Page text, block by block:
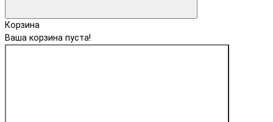
Корзина
Ваша корзина пуста!